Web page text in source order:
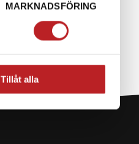
MARKNADSFÖRING
Tillåt alla